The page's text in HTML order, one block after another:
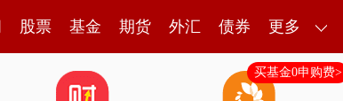
股票 基金 期货 外汇 债券 更多
买基金0申购费>